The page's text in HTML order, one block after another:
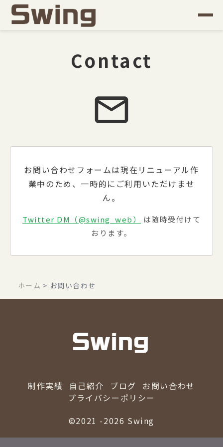
Contact
mail
お問い合わせフォームは現在リニューアル作
業中のため、一時的にご利用いただけませ
ん。
Twitter DM（@swing_web）
は随時受付けて
おります。
ホーム > お問い合わせ
制作実績 自己紹介 ブログ
お問い合わせ
プライバシーポリシー
©2021 -2026 Swing